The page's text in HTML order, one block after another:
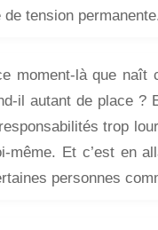
tension
moment-là que
il autant de place ?
trop
même. Et c’est en
personnes